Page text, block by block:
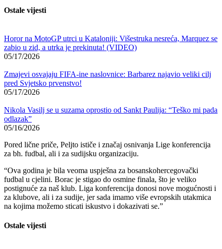
Ostale vijesti
Horor na MotoGP utrci u Kataloniji: Višestruka nesreća, Marquez se
zabio u zid, a utrka je prekinuta! (VIDEO)
05/17/2026
Zmajevi osvajaju FIFA-ine naslovnice: Barbarez najavio veliki cilj
pred Svjetsko prvenstvo!
05/17/2026
Nikola Vasilj se u suzama oprostio od Sankt Paulija: “Teško mi pada
odlazak”
05/16/2026
Pored lične priče, Peljto ističe i značaj osnivanja Lige konferencija
za bh. fudbal, ali i za sudijsku organizaciju.
“Ova godina je bila veoma uspješna za bosanskohercegovački
fudbal u cjelini. Borac je stigao do osmine finala, što je veliko
postignuće za naš klub. Liga konferencija donosi nove mogućnosti i
za klubove, ali i za sudije, jer sada imamo više evropskih utakmica
na kojima možemo sticati iskustvo i dokazivati se.”
Ostale vijesti